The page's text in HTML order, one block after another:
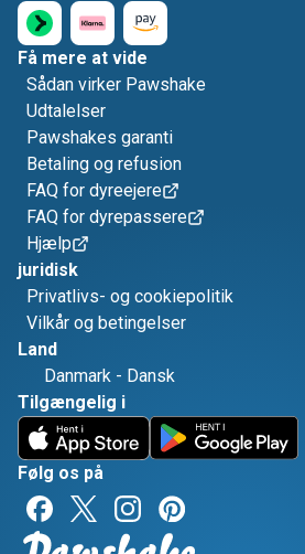
Få mere at vide
Sådan virker Pawshake
Udtalelser
Pawshakes garanti
Betaling og refusion
FAQ for dyreejere
FAQ for dyrepassere
Hjælp
juridisk
Privatlivs- og cookiepolitik
Vilkår og betingelser
Land
Danmark - Dansk
Tilgængelig i
Følg os på